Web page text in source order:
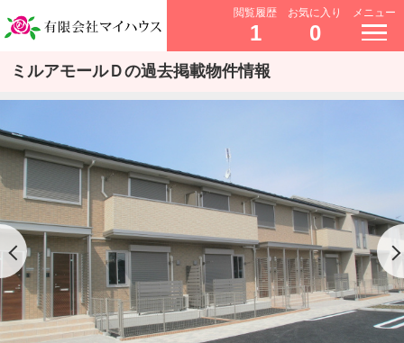
閲覧履歴
1
お気に入り
0
メニュー
ミルアモールＤの過去掲載物件情報